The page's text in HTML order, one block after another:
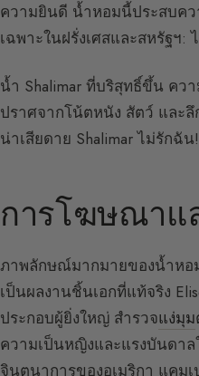
ความยินดี น้ำหอมนี้ประสบคว
เฉพาะในฝรั่งเศสและสหรัฐฯ:
น้ำ Shalimar ที่บริสุทธิ์ขึ้น คว
ปราศจากโน้ตหนัง สัตว์ และ
น่าเสียดาย Shalimar ไม่รักฉัน!
การโฆษณาแ
ภาพลักษณ์มากมายของน้ำหอ
เป็นผลงานชิ้นเอกที่แท้จริง
ประกอบผู้ยิ่งใหญ่ สำรวจแง่มุม
ความเป็นหญิงและแรงบันดา
จินตนาการของอเมริกา แค